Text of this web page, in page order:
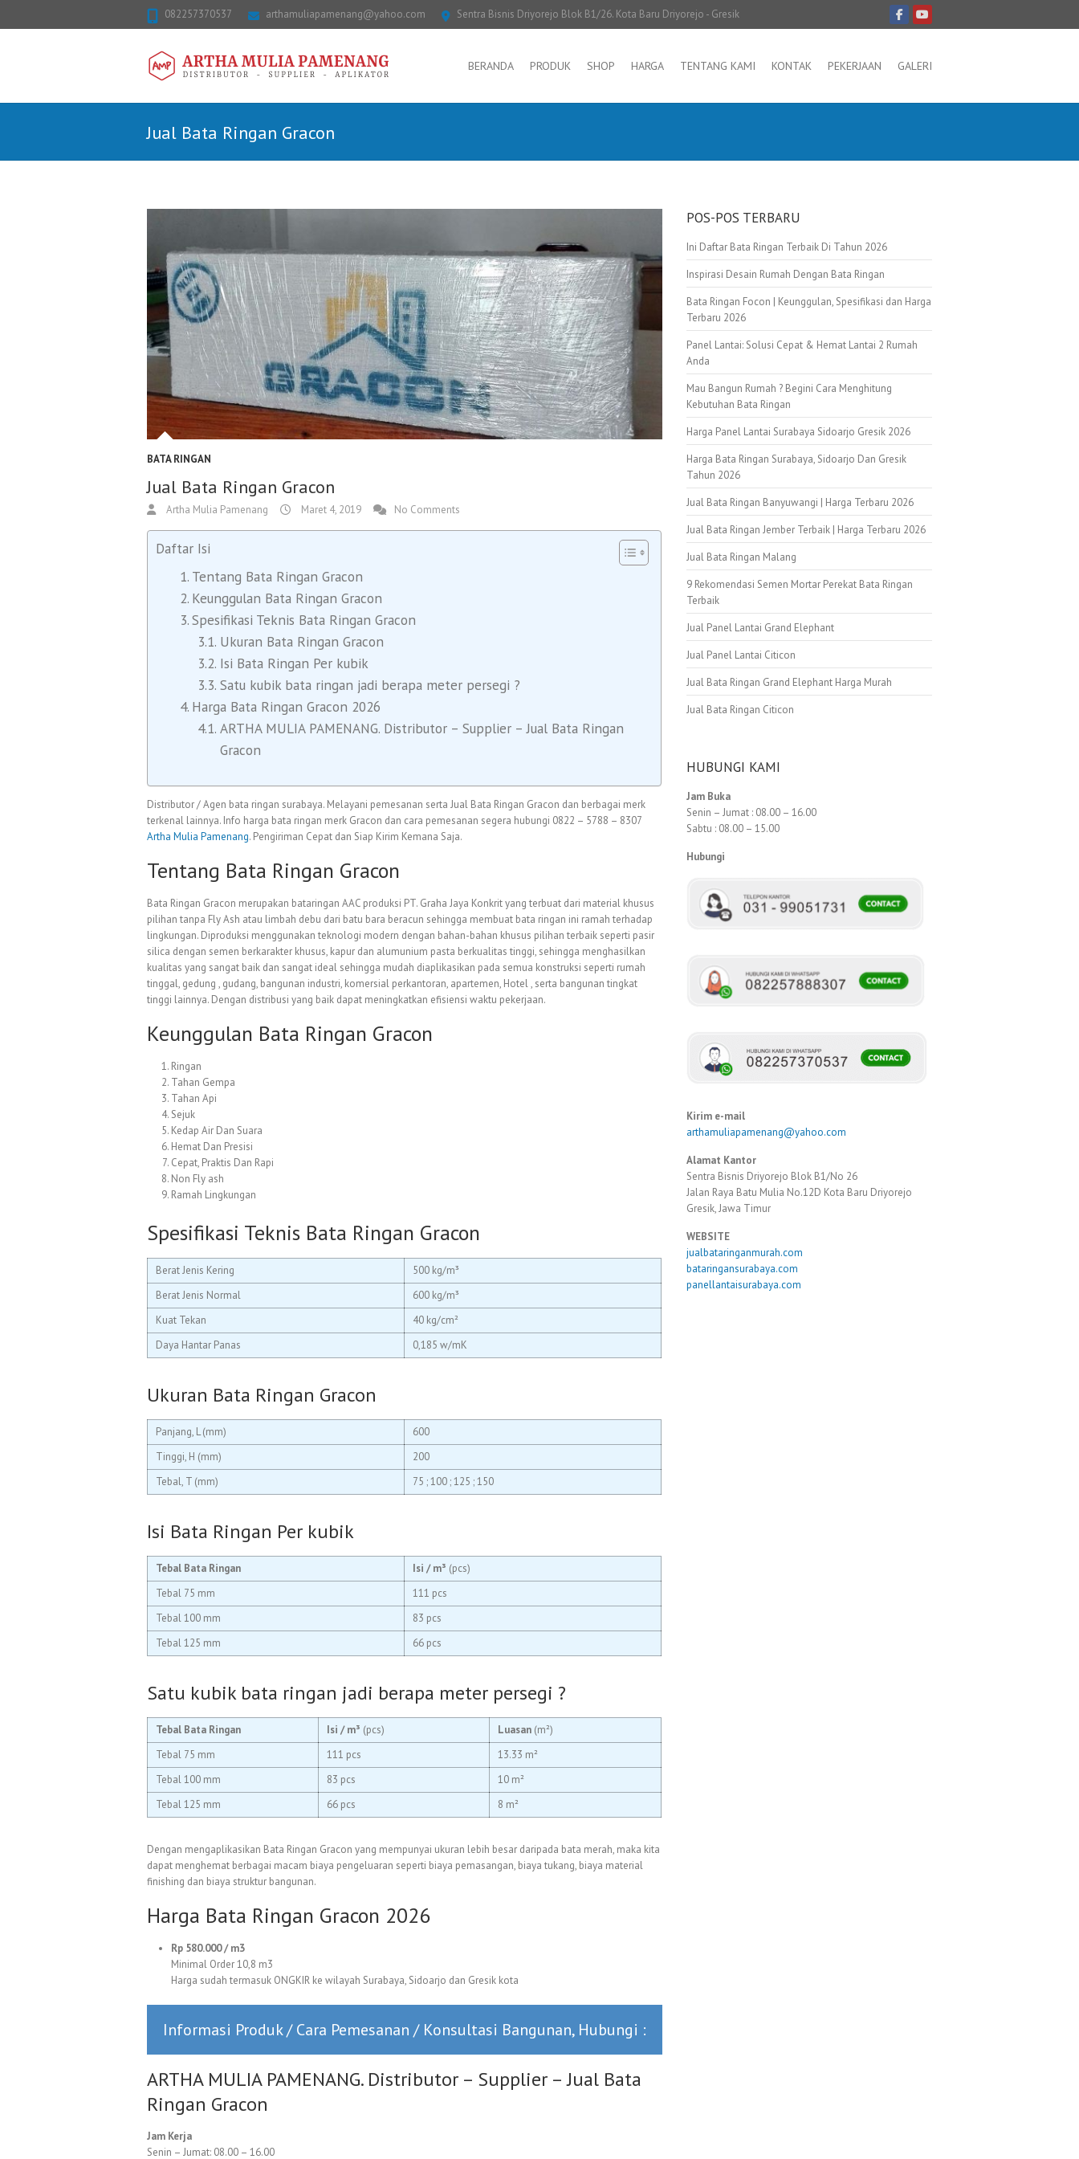
082257370537 arthamuliapamenang@yahoo.com Sentra Bisnis Driyorejo Blok B1/26. Kota Baru Driyorejo - Gresik
BERANDA PRODUK SHOP HARGA TENTANG KAMI KONTAK PEKERJAAN GALERI
Jual Bata Ringan Gracon
BATA RINGAN
Jual Bata Ringan Gracon
Artha Mulia Pamenang Maret 4, 2019 No Comments
Daftar Isi
Tentang Bata Ringan Gracon
Keunggulan Bata Ringan Gracon
Spesifikasi Teknis Bata Ringan Gracon
Ukuran Bata Ringan Gracon
Isi Bata Ringan Per kubik
Satu kubik bata ringan jadi berapa meter persegi ?
Harga Bata Ringan Gracon 2026
ARTHA MULIA PAMENANG. Distributor – Supplier – Jual Bata Ringan
Gracon
Distributor / Agen bata ringan surabaya. Melayani pemesanan serta Jual Bata Ringan Gracon dan berbagai merk
terkenal lainnya. Info harga bata ringan merk Gracon dan cara pemesanan segera hubungi 0822 – 5788 – 8307
Artha Mulia Pamenang. Pengiriman Cepat dan Siap Kirim Kemana Saja.
Tentang Bata Ringan Gracon
Bata Ringan Gracon merupakan bataringan AAC produksi PT. Graha Jaya Konkrit yang terbuat dari material khusus
pilihan tanpa Fly Ash atau limbah debu dari batu bara beracun sehingga membuat bata ringan ini ramah terhadap
lingkungan. Diproduksi menggunakan teknologi modern dengan bahan-bahan khusus pilihan terbaik seperti pasir
silica dengan semen berkarakter khusus, kapur dan alumunium pasta berkualitas tinggi, sehingga menghasilkan
kualitas yang sangat baik dan sangat ideal sehingga mudah diaplikasikan pada semua konstruksi seperti rumah
tinggal, gedung , gudang, bangunan industri, komersial perkantoran, apartemen, Hotel , serta bangunan tingkat
tinggi lainnya. Dengan distribusi yang baik dapat meningkatkan efisiensi waktu pekerjaan.
Keunggulan Bata Ringan Gracon
Ringan
Tahan Gempa
Tahan Api
Sejuk
Kedap Air Dan Suara
Hemat Dan Presisi
Cepat, Praktis Dan Rapi
Non Fly ash
Ramah Lingkungan
Spesifikasi Teknis Bata Ringan Gracon
Berat Jenis Kering
500 kg/m³
Berat Jenis Normal
600 kg/m³
Kuat Tekan
40 kg/cm²
Daya Hantar Panas
0,185 w/mK
Ukuran Bata Ringan Gracon
Panjang, L (mm)
600
Tinggi, H (mm)
200
Tebal, T (mm)
75 ; 100 ; 125 ; 150
Isi Bata Ringan Per kubik
Tebal Bata Ringan Isi / m³ (pcs)
Tebal 75 mm
111 pcs
Tebal 100 mm
83 pcs
Tebal 125 mm
66 pcs
Satu kubik bata ringan jadi berapa meter persegi ?
Tebal Bata Ringan Isi / m³ (pcs) Luasan (m²)
Tebal 75 mm
111 pcs
13.33 m²
Tebal 100 mm
83 pcs
10 m²
Tebal 125 mm
66 pcs 8 m²
Dengan mengaplikasikan Bata Ringan Gracon yang mempunyai ukuran lebih besar daripada bata merah, maka kita
dapat menghemat berbagai macam biaya pengeluaran seperti biaya pemasangan, biaya tukang, biaya material
finishing dan biaya struktur bangunan.
Harga Bata Ringan Gracon 2026
Rp 580.000 / m3
Minimal Order 10,8 m3
Harga sudah termasuk ONGKIR ke wilayah Surabaya, Sidoarjo dan Gresik kota
Informasi Produk / Cara Pemesanan / Konsultasi Bangunan, Hubungi :
ARTHA MULIA PAMENANG. Distributor – Supplier – Jual Bata
Ringan Gracon
Jam Kerja
Senin – Jumat: 08.00 – 16.00
POS-POS TERBARU
Ini Daftar Bata Ringan Terbaik Di Tahun 2026
Inspirasi Desain Rumah Dengan Bata Ringan
Bata Ringan Focon | Keunggulan, Spesifikasi dan Harga
Terbaru 2026
Panel Lantai: Solusi Cepat & Hemat Lantai 2 Rumah
Anda
Mau Bangun Rumah ? Begini Cara Menghitung
Kebutuhan Bata Ringan
Harga Panel Lantai Surabaya Sidoarjo Gresik 2026
Harga Bata Ringan Surabaya, Sidoarjo Dan Gresik
Tahun 2026
Jual Bata Ringan Banyuwangi | Harga Terbaru 2026
Jual Bata Ringan Jember Terbaik | Harga Terbaru 2026
Jual Bata Ringan Malang
9 Rekomendasi Semen Mortar Perekat Bata Ringan
Terbaik
Jual Panel Lantai Grand Elephant
Jual Panel Lantai Citicon
Jual Bata Ringan Grand Elephant Harga Murah
Jual Bata Ringan Citicon
HUBUNGI KAMI
Jam Buka
Senin – Jumat : 08.00 – 16.00
Sabtu : 08.00 – 15.00
Hubungi
Kirim e-mail
arthamuliapamenang@yahoo.com
Alamat Kantor
Sentra Bisnis Driyorejo Blok B1/No 26
Jalan Raya Batu Mulia No.12D Kota Baru Driyorejo
Gresik, Jawa Timur
WEBSITE
jualbataringanmurah.com
bataringansurabaya.com
panellantaisurabaya.com